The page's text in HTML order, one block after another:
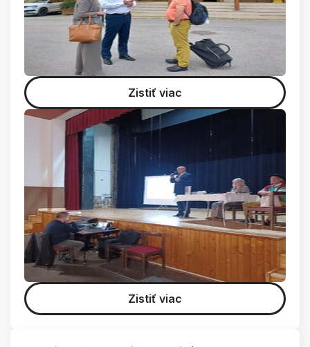
Zistiť viac
Zistiť viac